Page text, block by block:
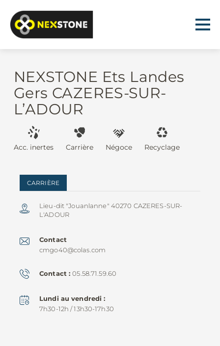
NEXSTONE Ets Landes
Gers CAZERES-SUR-
L’ADOUR
Acc. inertes Carrière Négoce Recyclage
CARRIÈRE
Lieu-dit "Jouanlanne" 40270 CAZERES-SUR-
L'ADOUR
Contact
cmgo40@colas.com
Contact 05.58.71.59.60
Lundi au vendredi
7h30-12h / 13h30-17h30